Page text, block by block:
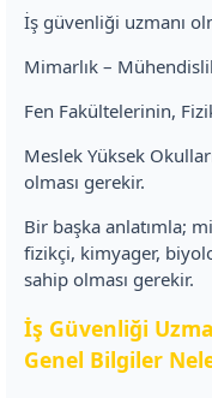
İş güvenliği uzmanı
Mimarlık –
Fen Fakültelerinin,
Meslek Yüksek
olması gerekir.
Bir başka anlatımla;
fizikçi, kimyager,
sahip olması gerekir.
İş Güvenliği
Genel Bilgiler